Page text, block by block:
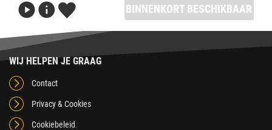
BINNENKORT BESCHIKBAAR
WIJ HELPEN JE GRAAG
Contact
Privacy & Cookies
Cookiebeleid